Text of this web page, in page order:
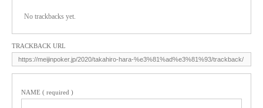
No trackbacks yet.
TRACKBACK URL
NAME ( required )